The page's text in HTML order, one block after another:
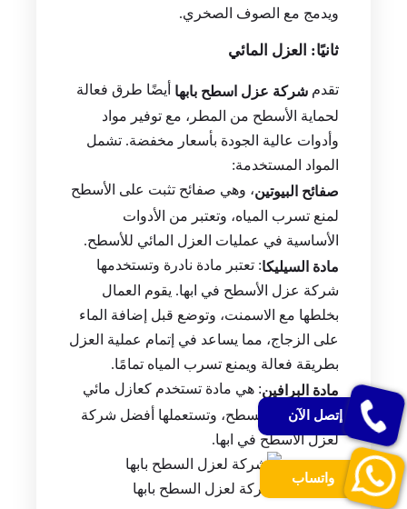
ويدمج مع الصوف الصخري.
ثانيًا: العزل المائي
تقدم شركة عزل اسطح بابها أيضًا طرق فعالة
لحماية الأسطح من المطر، مع توفير مواد
وأدوات عالية الجودة بأسعار مخفضة. تشمل
المواد المستخدمة:
صفائح البيوتين، وهي صفائح تثبت على الأسطح
لمنع تسرب المياه، وتعتبر من الأدوات
الأساسية في عمليات العزل المائي للأسطح.
مادة السيليكا: تعتبر مادة نادرة وتستخدمها
شركة عزل الأسطح في ابها. يقوم العمال
بخلطها مع الاسمنت، وتوضع قبل إضافة الماء
على الزجاج، مما يساعد في إتمام عملية العزل
بطريقة فعالة ويمنع تسرب المياه تمامًا.
مادة البرافين: هي مادة تستخدم كعازل مائي
وتوضع على السطح، وتستعملها أفضل شركة
لعزل الأسطح في ابها.
شركة لعزل السطح بابها
إتصل الآن
واتساب